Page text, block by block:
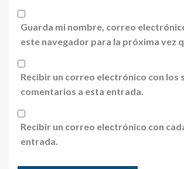
Guarda mi nombre, correo
este navegador para la próxima vez
Recibir un correo electrónico con los
comentarios a esta entrada.
Recibir un correo electrónico con
entrada.